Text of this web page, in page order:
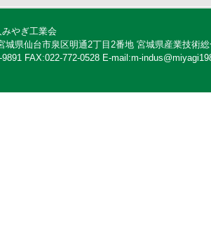
やぎ工業会
城県仙台市泉区明通2丁目2番地 宮城県産業技術
FAX:022-772-0528 E-mail:m-